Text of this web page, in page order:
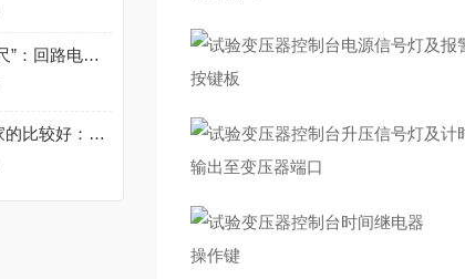
连接可靠性的“检测标尺”：回路电阻测试仪应用解析
工频耐压试验装置谁家的比较好：一个品牌的持续加压逻辑与材料响应观测
按键板
输出至变压器端口
操作键